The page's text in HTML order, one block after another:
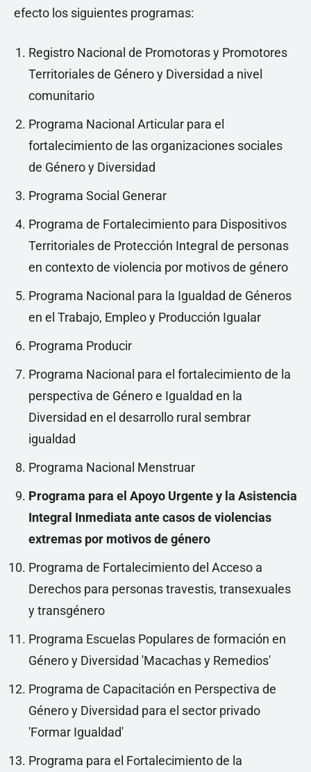
efecto los siguientes programas:
Registro Nacional de Promotoras y Promotores
Territoriales de Género y Diversidad a nivel
comunitario
Programa Nacional Articular para el
fortalecimiento de las organizaciones sociales
de Género y Diversidad
Programa Social Generar
Programa de Fortalecimiento para Dispositivos
Territoriales de Protección Integral de personas
en contexto de violencia por motivos de género
Programa Nacional para la Igualdad de Géneros
en el Trabajo, Empleo y Producción Igualar
Programa Producir
Programa Nacional para el fortalecimiento de la
perspectiva de Género e Igualdad en la
Diversidad en el desarrollo rural sembrar
igualdad
Programa Nacional Menstruar
Programa para el Apoyo Urgente y la Asistencia
Integral Inmediata ante casos de violencias
extremas por motivos de género
Programa de Fortalecimiento del Acceso a
Derechos para personas travestis, transexuales
y transgénero
Programa Escuelas Populares de formación en
Género y Diversidad 'Macachas y Remedios'
Programa de Capacitación en Perspectiva de
Género y Diversidad para el sector privado
'Formar Igualdad'
Programa para el Fortalecimiento de la